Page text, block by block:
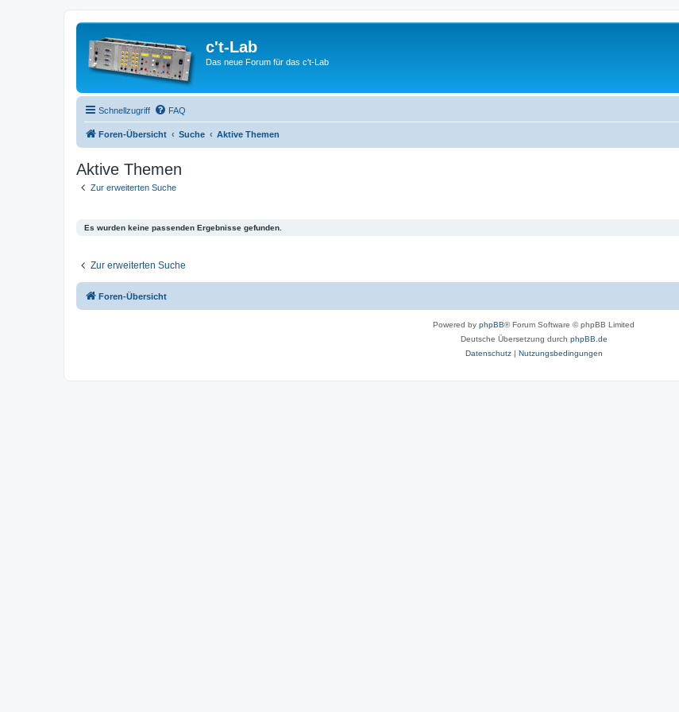
c't-Lab
Das neue Forum für das c't-Lab
Schnellzugriff FAQ
Foren-Übersicht Suche Aktive Themen
Aktive Themen
Zur erweiterten Suche
Es wurden keine passenden Ergebnisse gefunden.
Zur erweiterten Suche
Foren-Übersicht
Powered by phpBB® Forum Software © phpBB Limited
Deutsche Übersetzung durch phpBB.de
Datenschutz| Nutzungsbedingungen